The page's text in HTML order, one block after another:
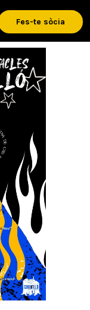
Fes-te sòcia